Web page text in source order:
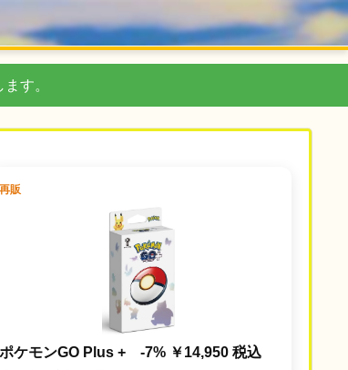
す。
再販
ポケモンGO Plus + -7% ￥14,950 税込